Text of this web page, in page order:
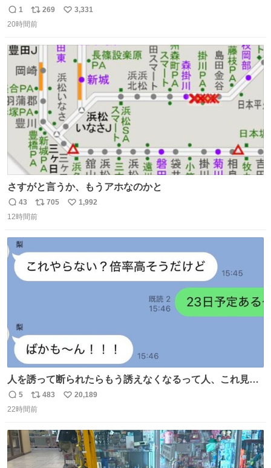
い
返
信
1
リ
ポ
ト
数
269
い
数
3,331
20時間前
さすがと言うか、もうアホなのかと
返
信
43
リ
ポ
数
705
い
1,992
12時間前
人を誘って断られたらもう誘えなくなるって人、これ見て
元気出してほしい
返
信
5
リ
ポ
ト
数
483
い
数
20,189
22時間前